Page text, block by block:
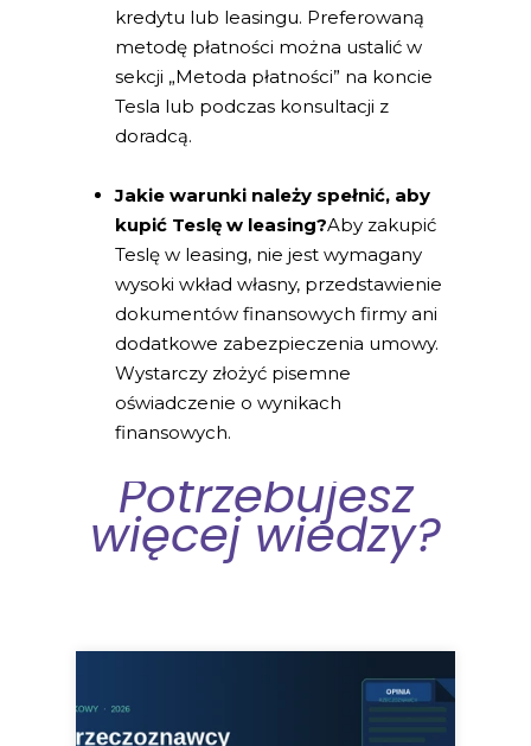
kredytu lub leasingu. Preferowaną
metodę płatności można ustalić w
sekcji „Metoda płatności” na koncie
Tesla lub podczas konsultacji z
doradcą.
Jakie warunki należy spełnić, aby
kupić Teslę w leasing?Aby zakupić
Teslę w leasing, nie jest wymagany
wysoki wkład własny, przedstawienie
dokumentów finansowych firmy ani
dodatkowe zabezpieczenia umowy.
Wystarczy złożyć pisemne
oświadczenie o wynikach
finansowych.
Potrzebujesz
więcej wiedzy?